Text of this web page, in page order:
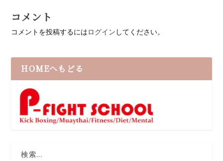
コメント
コメントを投稿するにはログイン してください。
HOMEへもどる